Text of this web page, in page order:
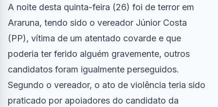
A noite desta quinta-feira (26) foi de terror em
Araruna, tendo sido o vereador Júnior Costa
(PP), vítima de um atentado covarde e que
poderia ter ferido alguém gravemente, outros
candidatos foram igualmente perseguidos.
Segundo o vereador, o ato de violência teria sido
praticado por apoiadores do candidato da